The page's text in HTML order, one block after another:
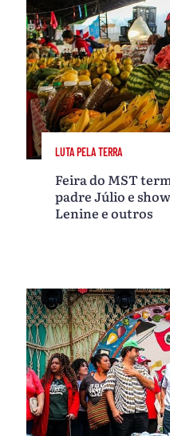
LUTA PELA TERRA
Feira do MST
padre Júlio e
Lenine e outros